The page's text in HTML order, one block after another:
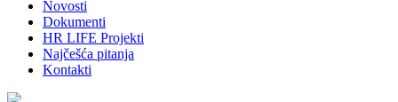
Novosti
Dokumenti
HR LIFE Projekti
Najčešća pitanja
Kontakti